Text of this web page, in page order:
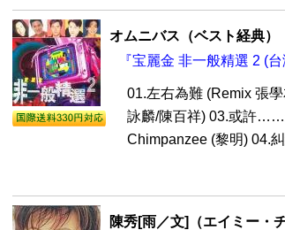
オムニバス（ベスト経典）
『宝麗金 非一般精選 2 (
01.左右為難 (Remix 張
詠麟/陳百祥) 03.或許
Chimpanzee (黎明) 04.
陳秀[雨／文]（エイミー・チ